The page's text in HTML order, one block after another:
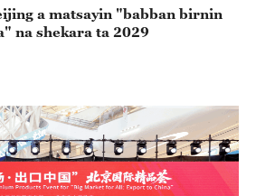
a matsayin "babban birnin
na shekara ta 2029